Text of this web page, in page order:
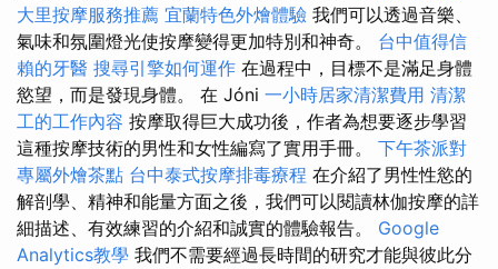
大里按摩服務推薦 宜蘭特色外燴體驗 我們可以透過音樂、
氣味和氛圍燈光使按摩變得更加特別和神奇。 台中值得信
賴的牙醫 搜尋引擎如何運作 在過程中，目標不是滿足身體
慾望，而是發現身體。 在 Jóni 一小時居家清潔費用 清潔
工的工作內容 按摩取得巨大成功後，作者為想要逐步學習
這種按摩技術的男性和女性編寫了實用手冊。 下午茶派對
專屬外燴茶點 台中泰式按摩排毒療程 在介紹了男性性慾的
解剖學、精神和能量方面之後，我們可以閱讀林伽按摩的詳
細描述、有效練習的介紹和誠實的體驗報告。 Google
Analytics教學 我們不需要經過長時間的研究才能與彼此分